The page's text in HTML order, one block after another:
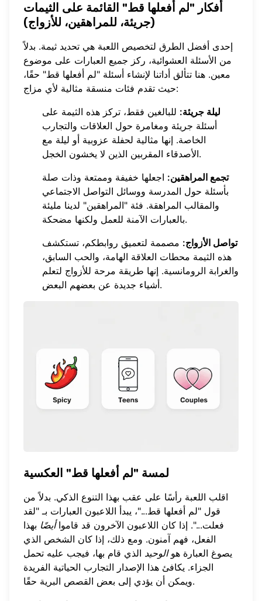
أفكار "لم أفعلها قط" القائمة على الثيمات
(جريئة، للمراهقين، للأزواج)
إحدى أفضل الطرق لتخصيص اللعبة هي تحديد ثيمة. بدلاً
من الأسئلة العشوائية، ركز جميع العبارات على موضوع
معين. هنا تتألق أداتنا لإنشاء أسئلة "لم أفعلها قط" حقًا،
حيث تقدم فئات منسقة مثالية لأي مزاج:
ليلة جريئة: للبالغين فقط، تركز هذه الثيمة على
أسئلة جريئة ومغامرة حول العلاقات والتجارب
الخاصة. إنها مثالية لحفلة عزوبية أو ليلة مع
الأصدقاء المقربين الذين لا يخشون الخجل.
تجمع المراهقين: اجعلها خفيفة وممتعة وذات صلة
بأسئلة حول المدرسة ووسائل التواصل الاجتماعي
والمقالب المراهقة. فئة "المراهقين" لدينا مليئة
بالعبارات الآمنة للعمل ولكنها مضحكة.
تواصل الأزواج: مصممة لتعميق روابطكم، تستكشف
هذه الثيمة محطات العلاقة الهامة، والحب السابق،
والغرابة الرومانسية. إنها طريقة مرحة للأزواج لتعلم
أشياء جديدة عن بعضهم البعض.
لمسة "لم أفعلها قط" العكسية
اقلب اللعبة رأسًا على عقب بهذا التنوع الذكي. بدلاً من
قول "لم أفعلها قط..."، يبدأ اللاعبون العبارات بـ "لقد
فعلت...". إذا كان اللاعبون الآخرون قد قامواأيضًا بهذا
الفعل، فهم آمنون. ومع ذلك، إذا كان الشخص الذي
يصوغ العبارة هوالوحيد الذي قام بها، فيجب عليه تحمل
الجزاء. يكافئ هذا الإصدار التجارب الحياتية الفريدة
ويمكن أن يؤدي إلى بعض القصص البرية حقًا.